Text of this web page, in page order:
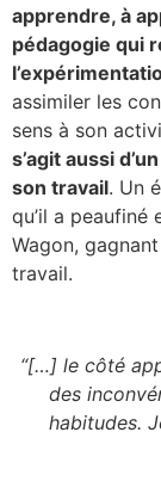
apprendre, à
pédagogie qui
assimiler les
sens à son
s’agit aussi
son travail. Un
qu’il a
Wagon,
travail.
“[…] le côté
des
habitudes.